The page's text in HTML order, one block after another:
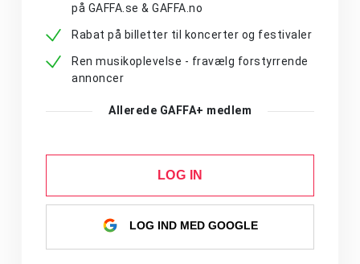
på GAFFA.se & GAFFA.no
Rabat på billetter til koncerter og festivaler
Ren musikoplevelse - fravælg forstyrrende
annoncer
Allerede GAFFA+ medlem
LOG IN
LOG IND MED GOOGLE